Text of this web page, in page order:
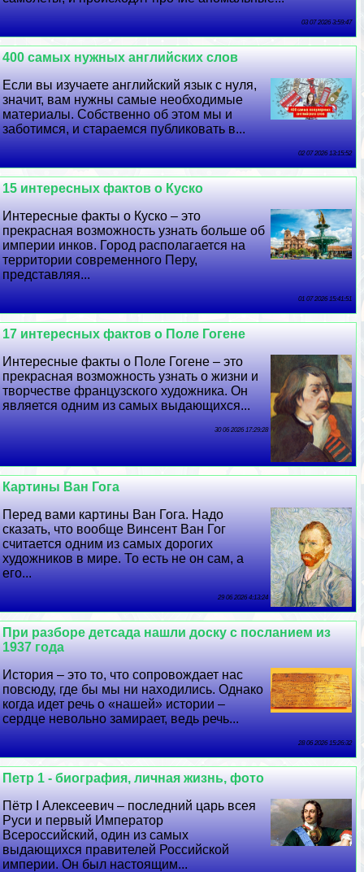
03 07 2026 3:59:47
400 самых нужных английских слов
Если вы изучаете английский язык с нуля,
значит, вам нужны самые необходимые
материалы. Собственно об этом мы и
заботимся, и стараемся публиковать в...
02 07 2026 13:15:52
15 интересных фактов о Куско
Интересные факты о Куско – это
прекрасная возможность узнать больше об
империи инков. Город располагается на
территории современного Перу,
представляя...
01 07 2026 15:41:51
17 интересных фактов о Поле Гогене
Интересные факты о Поле Гогене – это
прекрасная возможность узнать о жизни и
творчестве французского художника. Он
является одним из самых выдающихся...
30 06 2026 17:29:28
Картины Ван Гога
Перед вами картины Ван Гога. Надо
сказать, что вообще Винсент Ван Гог
считается одним из самых дорогих
художников в мире. То есть не он сам, а
его...
29 06 2026 4:13:24
При разборе детсада нашли доску с посланием из
1937 года
История – это то, что сопровождает нас
повсюду, где бы мы ни находились. Однако
когда идет речь о «нашей» истории –
сердце невольно замирает, ведь речь...
28 06 2026 15:26:32
Петр 1 - биография, личная жизнь, фото
Пётр I Алексеевич – последний царь всея
Руси и первый Император
Всероссийский, один из самых
выдающихся правителей Российской
империи. Он был настоящим...